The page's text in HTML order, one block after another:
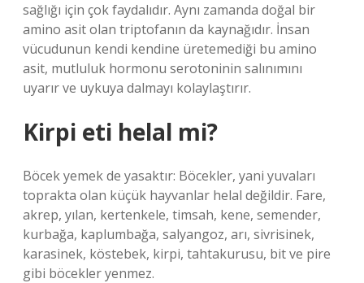
sağlığı için çok faydalıdır. Aynı zamanda doğal bir
amino asit olan triptofanın da kaynağıdır. İnsan
vücudunun kendi kendine üretemediği bu amino
asit, mutluluk hormonu serotoninin salınımını
uyarır ve uykuya dalmayı kolaylaştırır.
Kirpi eti helal mi?
Böcek yemek de yasaktır: Böcekler, yani yuvaları
toprakta olan küçük hayvanlar helal değildir. Fare,
akrep, yılan, kertenkele, timsah, kene, semender,
kurbağa, kaplumbağa, salyangoz, arı, sivrisinek,
karasinek, köstebek, kirpi, tahtakurusu, bit ve pire
gibi böcekler yenmez.